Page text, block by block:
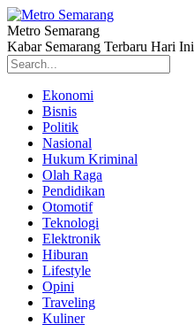
Metro Semarang
Kabar Semarang Terbaru Hari Ini
Ekonomi
Bisnis
Politik
Nasional
Hukum Kriminal
Olah Raga
Pendidikan
Otomotif
Teknologi
Elektronik
Hiburan
Lifestyle
Opini
Traveling
Kuliner